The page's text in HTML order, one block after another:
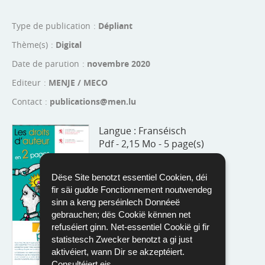
Dëse Site benotzt essentiel Cookien, déi
fir säi gudde Fonctionnement noutwendeg
sinn a keng perséinlech Donnéeë
gebrauchen; dës Cookië kënnen net
refuséiert ginn. Net-essentiel Cookië gi fir
statistesch Zwecker benotzt a gi just
aktivéiert, wann Dir se akzeptéiert.
Type de publication
Dépliant
Thème(s)
Digital
Date de parution
novembre 2020
Editeur
MENJE / MECO
Contact
publications@men.lu
Langue : Franséisch
Pdf - 2,15 Mo - 5 page(s)